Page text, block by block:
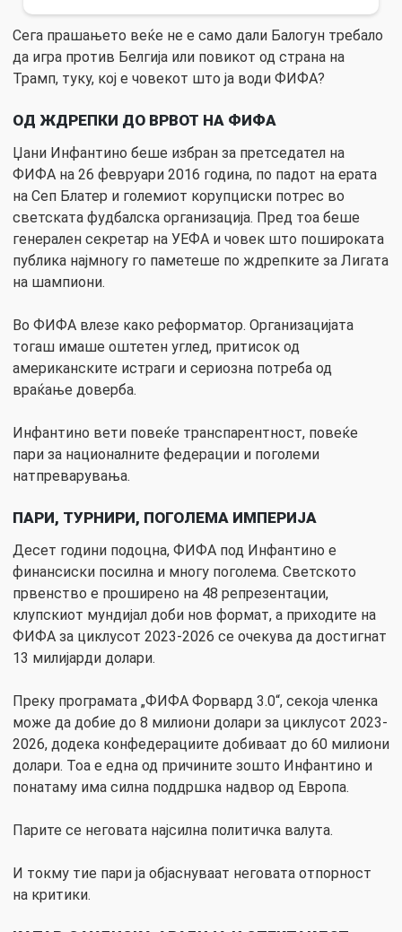
Сега прашањето веќе не е само дали Балогун требало
да игра против Белгија или повикот од страна на
Трамп, туку, кој е човекот што ја води ФИФА?
ОД ЖДРЕПКИ ДО ВРВОТ НА ФИФА
Џани Инфантино беше избран за претседател на
ФИФА на 26 февруари 2016 година, по падот на ерата
на Сеп Блатер и големиот корупциски потрес во
светската фудбалска организација. Пред тоа беше
генерален секретар на УЕФА и човек што пошироката
публика најмногу го паметеше по ждрепките за Лигата
на шампиони.
Во ФИФА влезе како реформатор. Организацијата
тогаш имаше оштетен углед, притисок од
американските истраги и сериозна потреба од
враќање доверба.
Инфантино вети повеќе транспарентност, повеќе
пари за националните федерации и поголеми
натпреварувања.
ПАРИ, ТУРНИРИ, ПОГОЛЕМА ИМПЕРИЈА
Десет години подоцна, ФИФА под Инфантино е
финансиски посилна и многу поголема. Светското
првенство е проширено на 48 репрезентации,
клупскиот мундијал доби нов формат, а приходите на
ФИФА за циклусот 2023-2026 се очекува да достигнат
13 милијарди долари.
Преку програмата „ФИФА Форвард 3.0“, секоја членка
може да добие до 8 милиони долари за циклусот 2023-
2026, додека конфедерациите добиваат до 60 милиони
долари. Тоа е една од причините зошто Инфантино и
понатаму има силна поддршка надвор од Европа.
Парите се неговата најсилна политичка валута.
И токму тие пари ја објаснуваат неговата отпорност
на критики.